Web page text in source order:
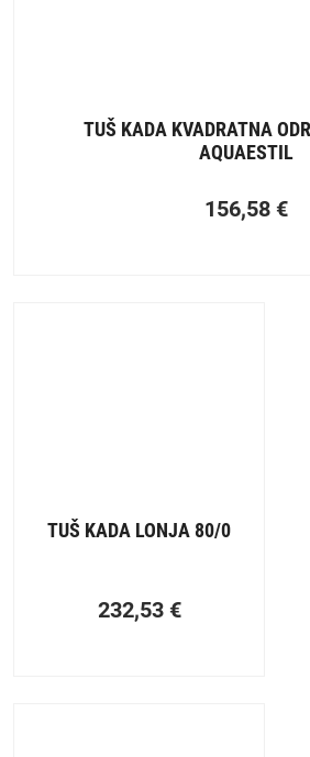
TUŠ KADA KVADRATNA
AQUAESTIL
156,58 €
TUŠ KADA LONJA 80/0
232,53 €